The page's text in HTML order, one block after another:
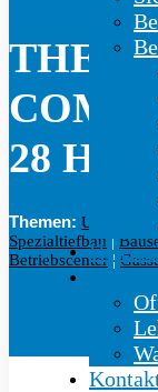
Karriere
28 HD
Themen: Untertag
Spezialtiefbau |
Betriebscenter |